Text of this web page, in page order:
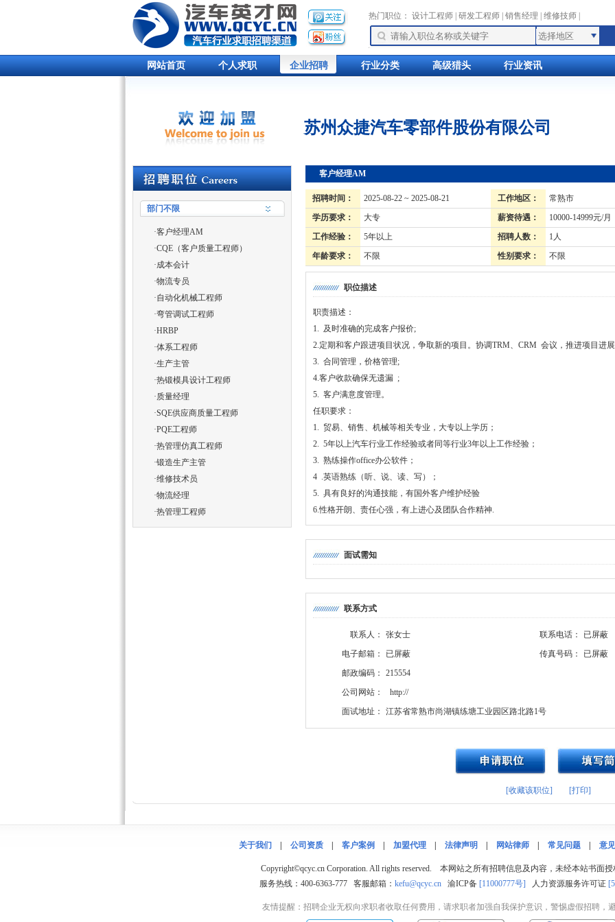
热门职位： 设计工程师 研发工程师 销售经理 维修技师
网站首页 个人求职 企业招聘 行业分类 高级猎头 行业资讯
苏州众捷汽车零部件股份有限公司
部门不限
·客户经理AM
·CQE（客户质量工程师）
·成本会计
·物流专员
·自动化机械工程师
·弯管调试工程师
·HRBP
·体系工程师
·生产主管
·热锻模具设计工程师
·质量经理
·SQE供应商质量工程师
·PQE工程师
·热管理仿真工程师
·锻造生产主管
·维修技术员
·物流经理
·热管理工程师
客户经理AM
招聘时间： 2025-08-22 ~ 2025-08-21 工作地区：
常熟市
学历要求：
大专 薪资待遇：
10000-14999元/月
工作经验：
5年以上 招聘人数：
1人
年龄要求：
不限 性别要求： 不限
职位描述
职责描述：
1. 及时准确的完成客户报价;
2.定期和客户跟进项目状况，争取新的项目。协调TRM、CRM 会议，推进项目进
3. 合同管理，价格管理;
4.客户收款确保无遗漏 ;
5. 客户满意度管理。
任职要求：
1. 贸易、销售、机械等相关专业，大专以上学历；
2. 5年以上汽车行业工作经验或者同等行业3年以上工作经验；
3. 熟练操作office办公软件；
4 .英语熟练（听、说、读、写）；
5. 具有良好的沟通技能，有国外客户维护经验
6.性格开朗、责任心强，有上进心及团队合作精神.
面试需知
联系方式
联系人： 张女士 联系电话：
已屏蔽
电子邮箱：
已屏蔽 传真号码：
已屏蔽
邮政编码：
215554
公司网站：
http://
面试地址：
江苏省常熟市尚湖镇练塘工业园区路北路1号
[收藏该职位] [打印]
关于我们 公司资质 客户案例 加盟代理 法律声明 网站律师 常见问题 意
Copyright©qcyc.cn Corporation. All rights reserved. 本网站之所有招聘信息及内容，未经本站书面
服务热线：400-6363-777 客服邮箱： kefu@qcyc.cn 渝ICP备 [11000777号] 人力资源服务许可证
友情提醒：招聘企业无权向求职者收取任何费用，请求职者加强自我保护意识，警惕虚假招聘，